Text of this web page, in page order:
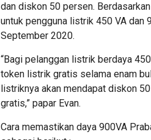
dan diskon 50 persen.
untuk pengguna listrik 450 VA dan
September 2020.
“Bagi pelanggan listrik berdaya
token listrik gratis selama enam
listriknya akan mendapat diskon
gratis,” papar Evan.
Cara memastikan daya 900VA